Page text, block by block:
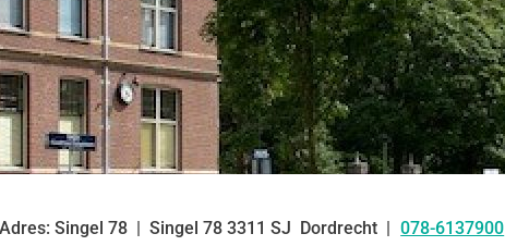
Singel 78 Singel 78 3311 SJ Dordrecht Tel:
078-6137900